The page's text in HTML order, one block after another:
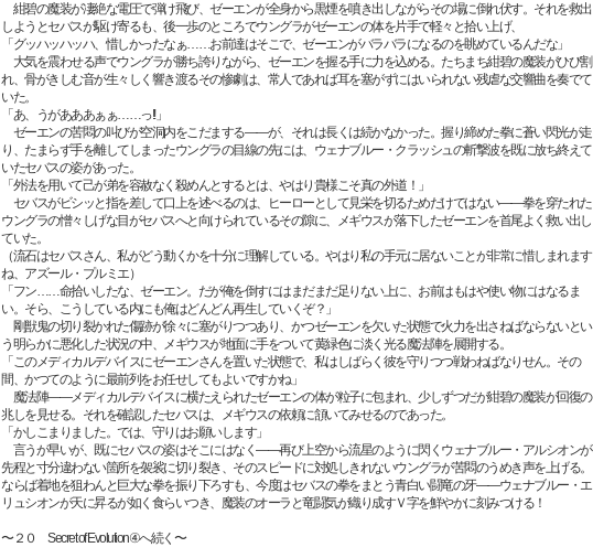
紺碧の魔装が凄絶な電圧で弾け飛び、ゼーエンが全身から黒煙を噴き出しながらその場に倒れ伏す。それを救出
しようとセバスが駆け寄るも、後一歩のところでウングラがゼーエンの体を片手で軽々と拾い上げ、
「グッハッハッハ、惜しかったなぁ……お前達はそこで、ゼーエンがバラバラになるのを眺めているんだな」
大気を震わせる声でウングラが勝ち誇りながら、ゼーエンを握る手に力を込める。たちまち紺碧の魔装がひび割
れ、骨がきしむ音が生々しく響き渡るその惨劇は、常人であれば耳を塞がずにはいられない残虐な交響曲を奏でて
いた。
「あ、うがあああぁぁ……っ!!」
ゼーエンの苦悶の叫びが空洞内をこだまする――が、それは長くは続かなかった。握り締めた拳に蒼い閃光が走
り、たまらず手を離してしまったウングラの目線の先には、ウェナブルー・クラッシュの斬撃波を既に放ち終えて
いたセバスの姿があった。
「外法を用いて己が弟を容赦なく殺めんとするとは、やはり貴様こそ真の外道！」
セバスがビシッと指を差して口上を述べるのは、ヒーローとして見栄を切るためだけではない――拳を穿たれた
ウングラの憎々しげな目がセバスへと向けられているその隙に、メギウスが落下したゼーエンを首尾よく救い出し
ていた。
（流石はセバスさん、私がどう動くかを十分に理解している。やはり私の手元に居ないことが非常に惜しまれます
ね、アズール・プルミエ）
「フン……命拾いしたな、ゼーエン。だが俺を倒すにはまだまだ足りない上に、お前はもはや使い物にはなるま
い。そら、こうしている内にも俺はどんどん再生していくぞ？」
剛獣鬼の切り裂かれた傷跡が徐々に塞がりつつあり、かつゼーエンを欠いた状態で火力を出さねばならないとい
う明らかに悪化した状況の中、メギウスが地面に手をついて黄緑色に淡く光る魔法陣を展開する。
「このメディカルデバイスにゼーエンさんを置いた状態で、私はしばらく彼を守りつつ戦わねばなりせん。その
間、かつてのように最前列をお任せしてもよいですかね」
魔法陣――メディカルデバイスに横たえられたゼーエンの体が粒子に包まれ、少しずつだが紺碧の魔装が回復の
兆しを見せる。それを確認したセバスは、メギウスの依頼に頷いてみせるのであった。
「かしこまりました。では、守りはお願いします」
言うが早いが、既にセバスの姿はそこにはなく――再び上空から流星のように閃くウェナブルー・アルシオンが
先程と寸分違わない箇所を袈裟に切り裂き、そのスピードに対処しきれないウングラが苦悶のうめき声を上げる。
ならば着地を狙わんと巨大な拳を振り下ろすも、今度はセバスの拳をまとう青白い闘竜の牙――ウェナブルー・エ
リュシオンが天に昇るが如く食らいつき、魔装のオーラと竜闘気が織り成すＶ字を鮮やかに刻みつける！
〜２０ Secret of Evolution④へ続く〜